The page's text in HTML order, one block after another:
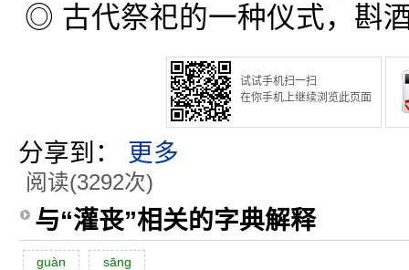
◎ 古代祭祀的一种仪式，斟
试试手机扫一扫
在你手机上继续浏览此页面
分享到： 更多
阅读(3292次)
与“灌丧”相关的字典解释
guàn sāng